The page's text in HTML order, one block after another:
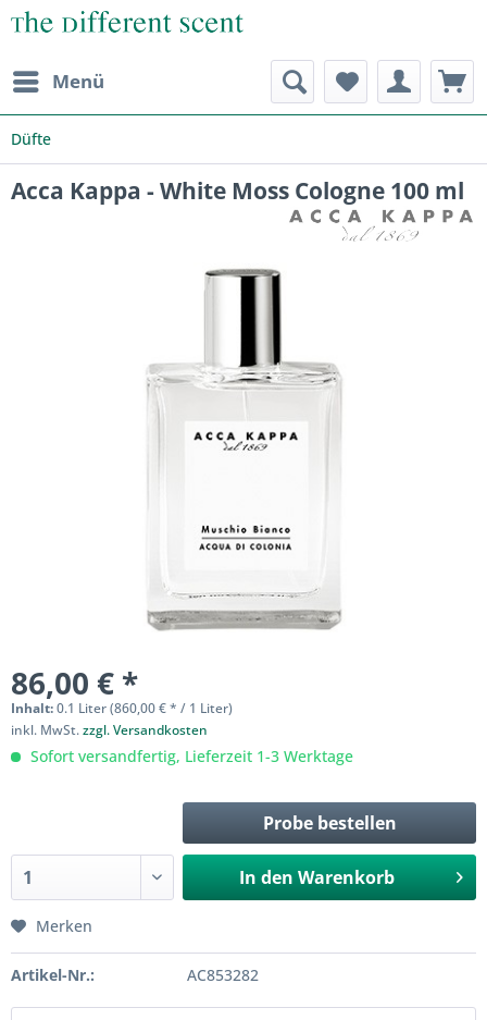
Menü
Düfte
Acca Kappa - White Moss Cologne 100 ml
86,00 € *
Inhalt:0.1 Liter (860,00 € * / 1 Liter)
inkl. MwSt.zzgl. Versandkosten
Sofort versandfertig, Lieferzeit 1-3 Werktage
Probe bestellen
In den Warenkorb
Merken
Artikel-Nr.: AC853282